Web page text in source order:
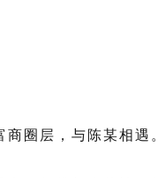
圈层，与陈某相遇。